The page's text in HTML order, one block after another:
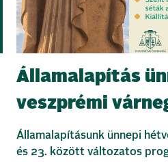
Államalapítás
veszprémi
Államalapításunk ünnepi
és 23. között változatos